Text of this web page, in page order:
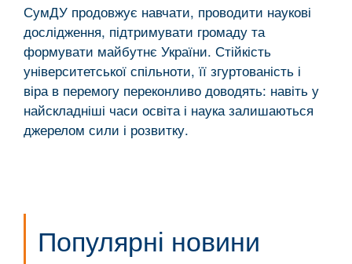
СумДУ продовжує навчати, проводити наукові
дослідження, підтримувати громаду та
формувати майбутнє України. Стійкість
університетської спільноти, її згуртованість і
віра в перемогу переконливо доводять: навіть у
найскладніші часи освіта і наука залишаються
джерелом сили і розвитку.
Популярні новини